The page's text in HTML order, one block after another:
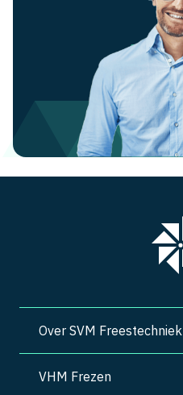
Over SVM Freestechniek
VHM Frezen